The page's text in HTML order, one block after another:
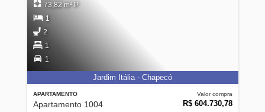
APARTAMENTO
Apartamento 1004
Valor compra
R$ 604.730,78
73,82 m² P
1
2
1
1
Jardim Itália - Chapecó